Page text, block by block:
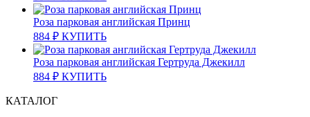
Роза парковая английская Принц
884 ₽ КУПИТЬ
Роза парковая английская Гертруда Джекилл
884 ₽ КУПИТЬ
КАТАЛОГ